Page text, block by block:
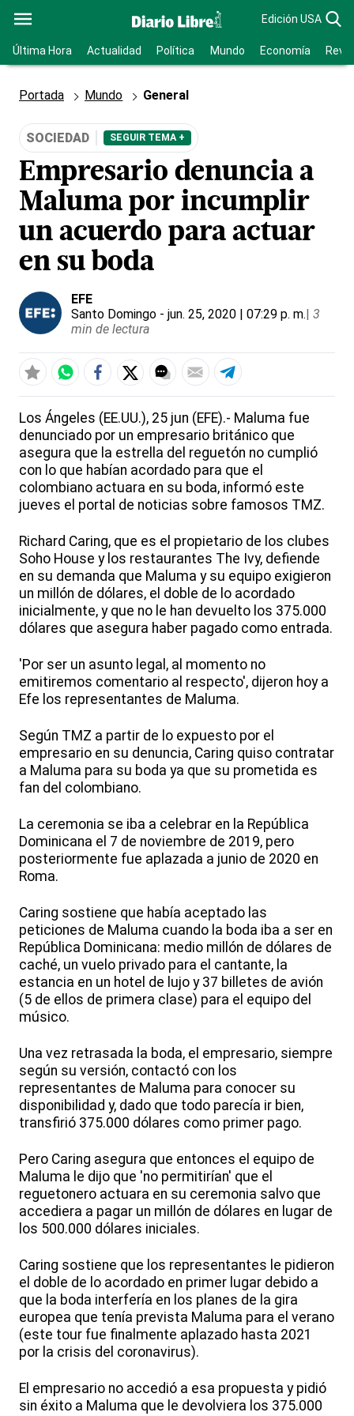
Edición USA
Última Hora Actualidad Política Mundo Economía
Portada Mundo General
SOCIEDAD SEGUIR TEMA +
Empresario denuncia a
Maluma por incumplir
un acuerdo para actuar
en su boda
EFE
Santo Domingo - jun. 25, 2020 | 07:29 p. m.| 3
min de lectura
Los Ángeles (EE.UU.), 25 jun (EFE).- Maluma fue
denunciado por un empresario británico que
asegura que la estrella del reguetón no cumplió
con lo que habían acordado para que el
colombiano actuara en su boda, informó este
jueves el portal de noticias sobre famosos TMZ.
Richard Caring, que es el propietario de los clubes
Soho House y los restaurantes The Ivy, defiende
en su demanda que Maluma y su equipo exigieron
un millón de dólares, el doble de lo acordado
inicialmente, y que no le han devuelto los 375.000
dólares que asegura haber pagado como entrada.
'Por ser un asunto legal, al momento no
emitiremos comentario al respecto', dijeron hoy a
Efe los representantes de Maluma.
Según TMZ a partir de lo expuesto por el
empresario en su denuncia, Caring quiso contratar
a Maluma para su boda ya que su prometida es
fan del colombiano.
La ceremonia se iba a celebrar en la República
Dominicana el 7 de noviembre de 2019, pero
posteriormente fue aplazada a junio de 2020 en
Roma.
Caring sostiene que había aceptado las
peticiones de Maluma cuando la boda iba a ser en
República Dominicana: medio millón de dólares de
caché, un vuelo privado para el cantante, la
estancia en un hotel de lujo y 37 billetes de avión
(5 de ellos de primera clase) para el equipo del
músico.
Una vez retrasada la boda, el empresario, siempre
según su versión, contactó con los
representantes de Maluma para conocer su
disponibilidad y, dado que todo parecía ir bien,
transfirió 375.000 dólares como primer pago.
Pero Caring asegura que entonces el equipo de
Maluma le dijo que 'no permitirían' que el
reguetonero actuara en su ceremonia salvo que
accediera a pagar un millón de dólares en lugar de
los 500.000 dólares iniciales.
Caring sostiene que los representantes le pidieron
el doble de lo acordado en primer lugar debido a
que la boda interfería en los planes de la gira
europea que tenía prevista Maluma para el verano
(este tour fue finalmente aplazado hasta 2021
por la crisis del coronavirus).
El empresario no accedió a esa propuesta y pidió
sin éxito a Maluma que le devolviera los 375.000